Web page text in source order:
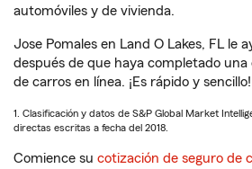
automóviles y de vivienda.
Jose Pomales en Land O Lakes, FL le
después de que haya completado
de carros en línea. ¡Es rápido y sencillo!
1. Clasificación y datos de S&P Global Market
directas escritas a fecha del 2018.
Comience su cotización de seguro de